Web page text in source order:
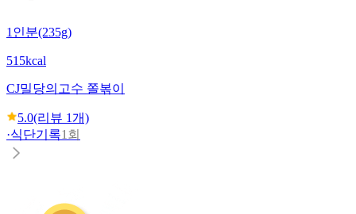
1인분(235g)
515kcal
CJ밀당의고수 쫄볶이
5.0(리뷰 1개)
·식단기록1회